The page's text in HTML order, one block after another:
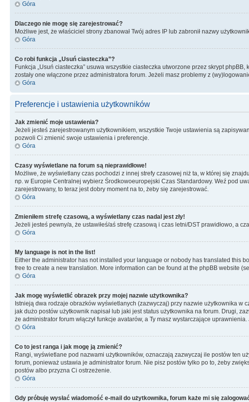
Góra
Dlaczego nie mogę się zarejestrować?
Możliwe jest, że właściciel strony zbanował Twój adres IP lub zabronił nazwy
Góra
Co robi funkcja „Usuń ciasteczka”?
Funkcja „Usuń ciasteczka” usuwa wszystkie ciasteczka utworzone przez skrypt
zostały one włączone przez administratora forum. Jeżeli masz problemy z
Góra
Preferencje i ustawienia użytkowników
Jak zmienić moje ustawienia?
Jeżeli jesteś zarejestrowanym użytkownikiem, wszystkie Twoje ustawienia są
pozwoli Ci zmienić swoje ustawienia i preferencje.
Góra
Czasy wyświetlane na forum są nieprawidłowe!
Możliwe, że wyświetlany czas pochodzi z innej strefy czasowej niż ta, w której się
np. w Europie Centralnej wybierz Środkowoeuropejski Czas Standardowy. Weź pod
zarejestrowany, to teraz jest dobry moment na to, żeby się zarejestrować.
Góra
Zmieniłem strefę czasową, a wyświetlany czas nadal jest zły!
Jeżeli jesteś pewny/a, że ustawiłeś/aś strefę czasową i czas letni/DST prawidłowo, a
Góra
My language is not in the list!
Either the administrator has not installed your language or nobody has translated this
free to create a new translation. More information can be found at the phpBB website
Góra
Jak mogę wyświetlić obrazek przy mojej nazwie użytkownika?
Istnieją dwa rodzaje obrazków wyświetlanych (zazwyczaj) przy nazwie użytkownika
jak dużo postów użytkownik napisał lub jaki jest status użytkownika na forum. Drugi,
że administrator forum włączył funkcje avatarów, a Ty masz wystarczające
Góra
Co to jest ranga i jak mogę ją zmienić?
Rangi, wyświetlane pod nazwami użytkowników, oznaczają zazwyczaj ile postów ten
forum, ponieważ ustawia je administrator forum. Nie pisz postów tylko po to, żeby
postów albo przyzna Ci ostrzeżenie.
Góra
Gdy próbuję wysłać wiadomość e-mail do użytkownika, forum każe mi się